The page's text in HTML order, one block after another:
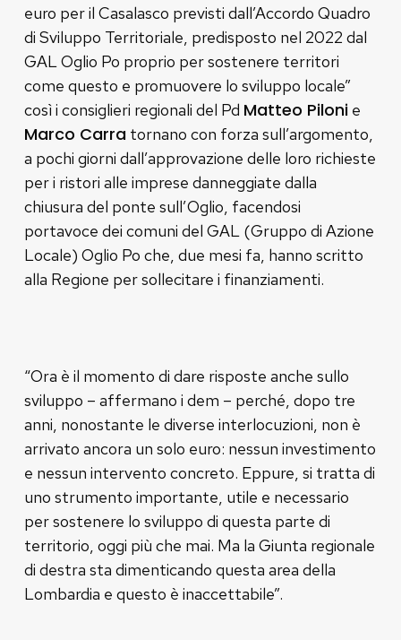
euro per il Casalasco previsti dall’Accordo Quadro
di Sviluppo Territoriale, predisposto nel 2022 dal
GAL Oglio Po proprio per sostenere territori
come questo e promuovere lo sviluppo locale”
così i consiglieri regionali del Pd Matteo Pilonie
Marco Carratornano con forza sull’argomento,
a pochi giorni dall’approvazione delle loro richieste
per i ristori alle imprese danneggiate dalla
chiusura del ponte sull’Oglio, facendosi
portavoce dei comuni del GAL (Gruppo di Azione
Locale) Oglio Po che, due mesi fa, hanno scritto
alla Regione per sollecitare i finanziamenti.
“Ora è il momento di dare risposte anche sullo
sviluppo – affermano i dem – perché, dopo tre
anni, nonostante le diverse interlocuzioni, non è
arrivato ancora un solo euro: nessun investimento
e nessun intervento concreto. Eppure, si tratta di
uno strumento importante, utile e necessario
per sostenere lo sviluppo di questa parte di
territorio, oggi più che mai. Ma la Giunta regionale
di destra sta dimenticando questa area della
Lombardia e questo è inaccettabile”.